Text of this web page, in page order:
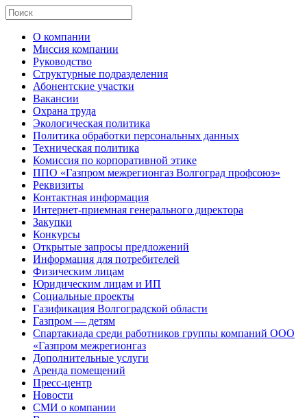
О компании
Миссия компании
Руководство
Структурные подразделения
Абонентские участки
Вакансии
Охрана труда
Экологическая политика
Политика обработки персональных данных
Техническая политика
Комиссия по корпоративной этике
ППО «Газпром межрегионгаз Волгоград профсоюз»
Реквизиты
Контактная информация
Интернет-приемная генерального директора
Закупки
Конкурсы
Открытые запросы предложений
Информация для потребителей
Физическим лицам
Юридическим лицам и ИП
Социальные проекты
Газификация Волгоградской области
Газпром — детям
Спартакиада среди работников группы компаний ООО
«Газпром межрегионгаз
Дополнительные услуги
Аренда помещений
Пресс-центр
Новости
СМИ о компании